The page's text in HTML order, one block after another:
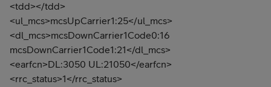
<tdd></tdd>
<ul_mcs>mcsUpCarrier1:25</ul_mcs>
<dl_mcs>mcsDownCarrier1Code0:16
mcsDownCarrier1Code1:21</dl_mcs>
<earfcn>DL:3050 UL:21050</earfcn>
<rrc_status>1</rrc_status>